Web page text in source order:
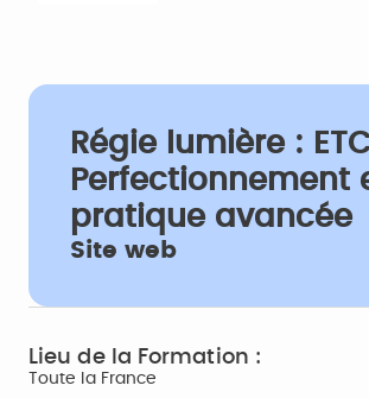
Régie lumière :
Perfectionnement
pratique avancée
Site web
Lieu de la Formation :
Toute la France